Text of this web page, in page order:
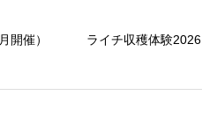
開催） ライチ収穫体験2026